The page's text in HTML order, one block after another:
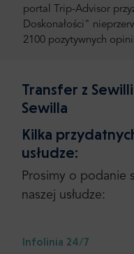
portal Trip-Advisor
Doskonałości"
2100 pozytywnych
Transfer z
Sewilla
Kilka
usłudze:
Prosimy o podanie
naszej usłudze:
Infolinia 24/7